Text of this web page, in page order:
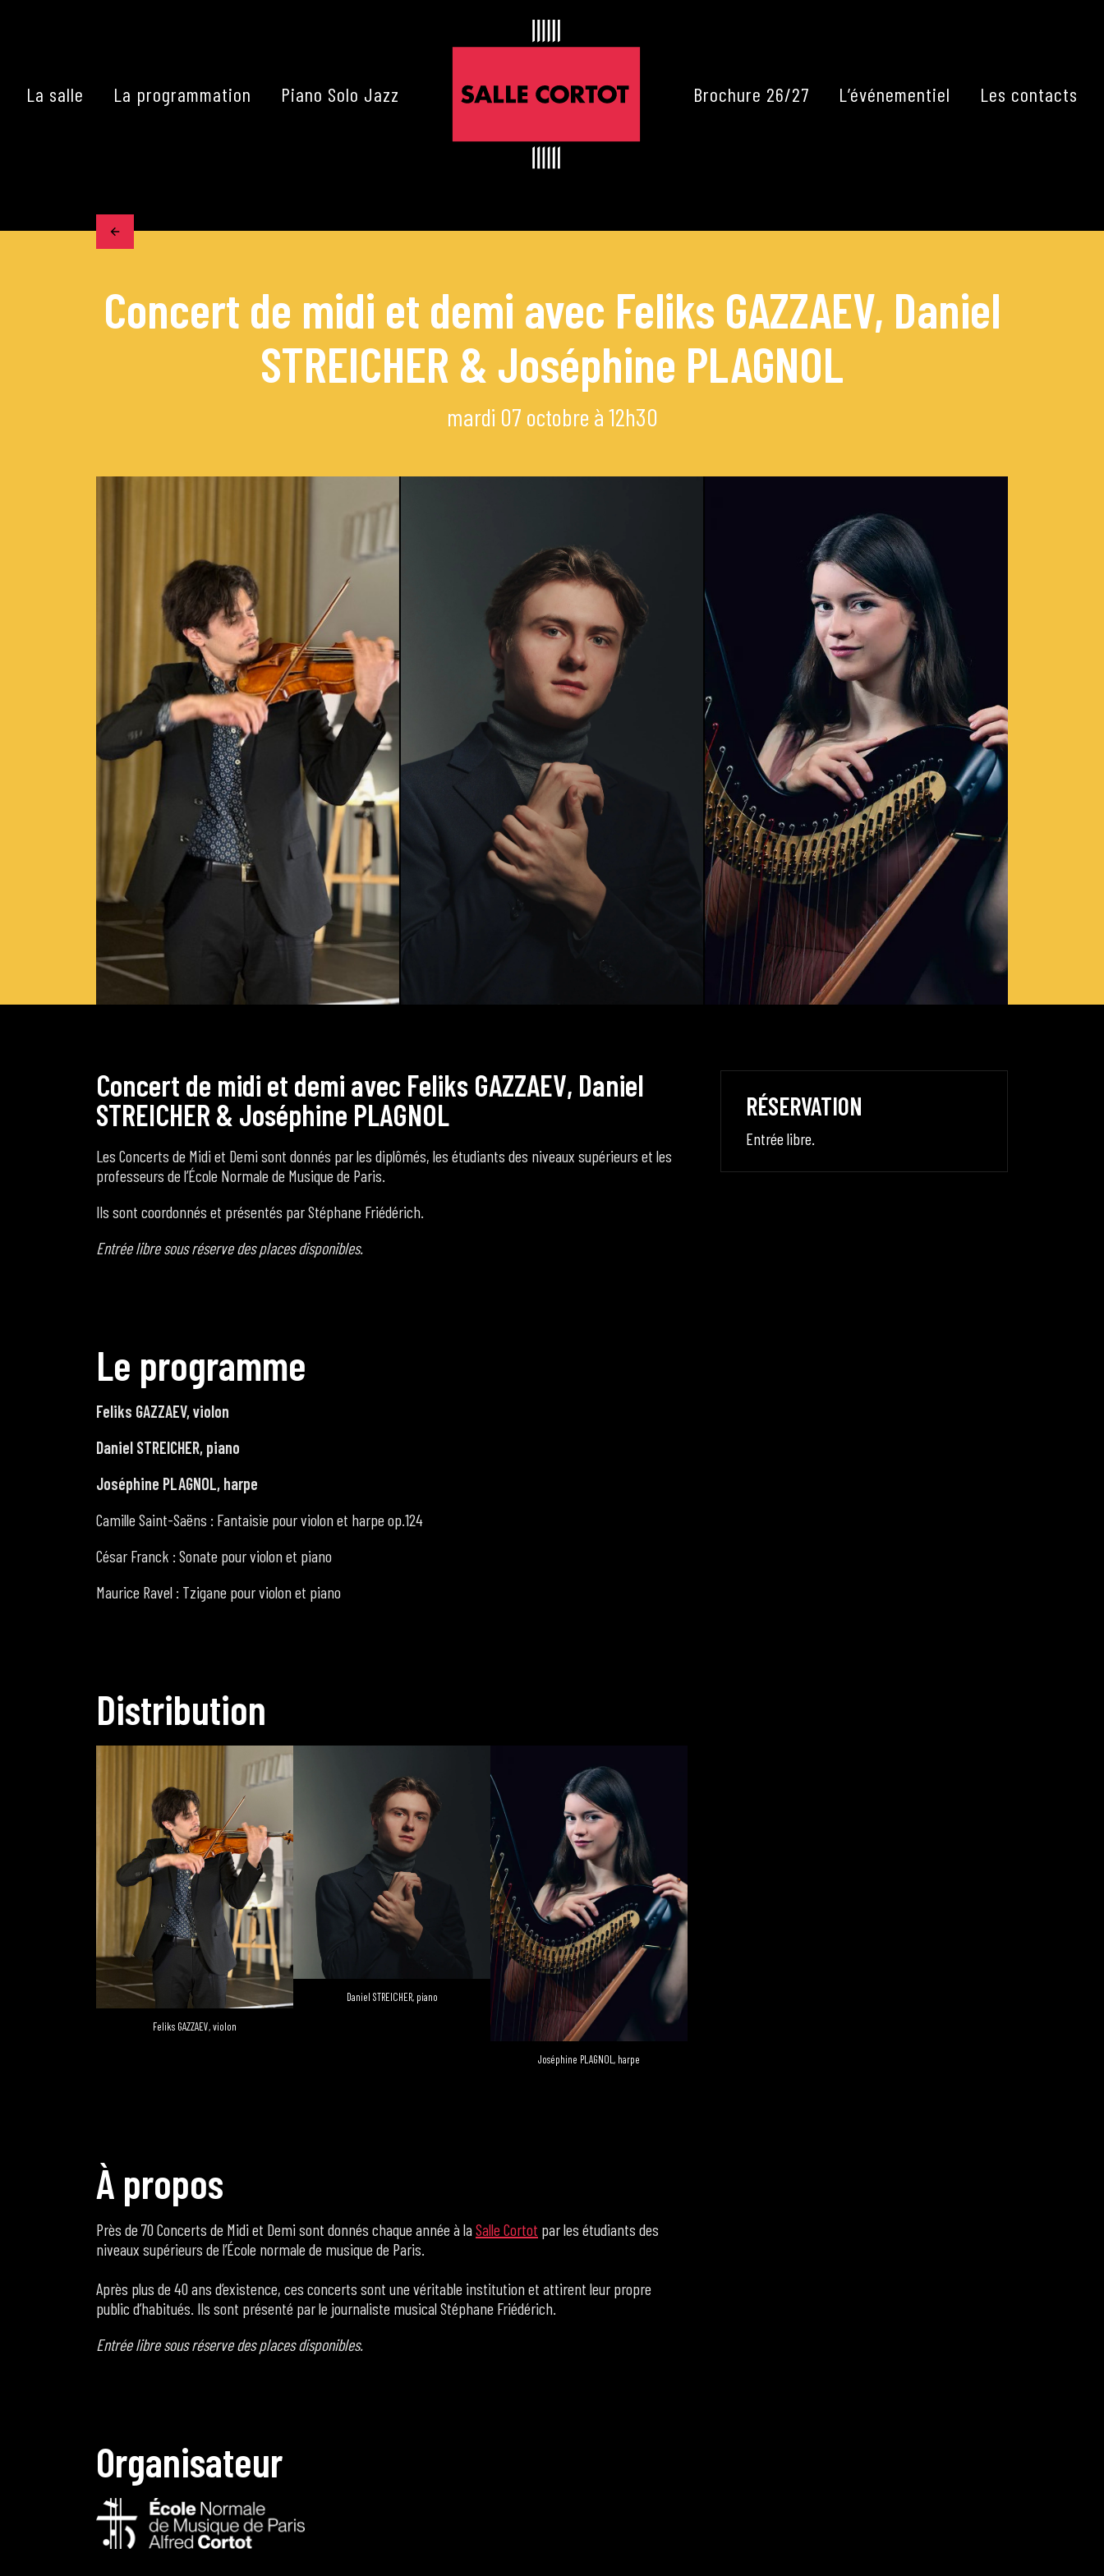
Les grands concerts
Les Masterclasses
Les Rencontres Musicales de Cortot
Scolaires / Pass Culture
La salle
L’événementiel
Les contacts
La salle La programmation Piano Solo Jazz Brochure 26/27 L’événementiel Les contacts
Concert de midi et demi avec Feliks GAZZAEV, Daniel
STREICHER & Joséphine PLAGNOL
mardi 07 octobre à 12h30
Concert de midi et demi avec Feliks GAZZAEV, Daniel
STREICHER & Joséphine PLAGNOL
Les Concerts de Midi et Demi sont donnés par les diplômés, les étudiants des niveaux supérieurs et les
professeurs de l’École Normale de Musique de Paris.
Ils sont coordonnés et présentés par Stéphane Friédérich.
Entrée libre sous réserve des places disponibles.
Le programme
Feliks GAZZAEV, violon
Daniel STREICHER, piano
Joséphine PLAGNOL, harpe
Camille Saint-Saëns : Fantaisie pour violon et harpe op.124
César Franck : Sonate pour violon et piano
Maurice Ravel : Tzigane pour violon et piano
Distribution
Feliks GAZZAEV, violon
Daniel STREICHER, piano
Joséphine PLAGNOL, harpe
À propos
Près de 70 Concerts de Midi et Demi sont donnés chaque année à laSalle Cortot par les étudiants des
niveaux supérieurs de l’École normale de musique de Paris.
Après plus de 40 ans d’existence, ces concerts sont une véritable institution et attirent leur propre
public d’habitués. Ils sont présenté par le journaliste musical Stéphane Friédérich.
Entrée libre sous réserve des places disponibles.
Organisateur
RÉSERVATION
Entrée libre.